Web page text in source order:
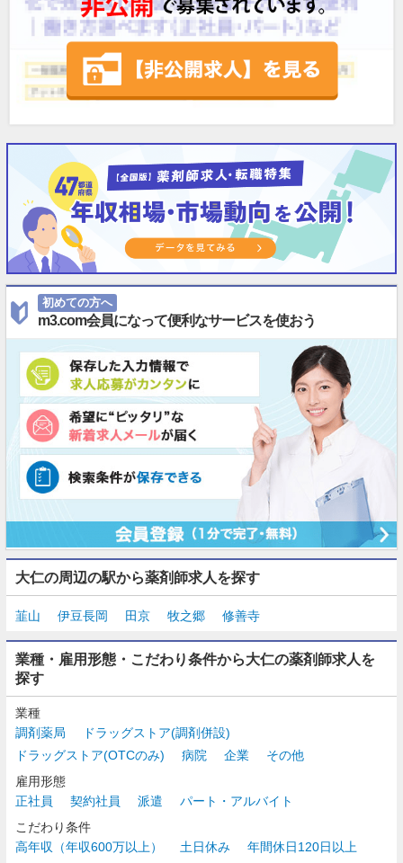
初めての方へ
m3.com会員になって便利なサービスを使おう
大仁の周辺の駅から薬剤師求人を探す
韮山 伊豆長岡 田京 牧之郷 修善寺
業種・雇用形態・こだわり条件から大仁の薬剤師求人を
探す
業種
調剤薬局
ドラッグストア(調剤併設)
ドラッグストア(OTCのみ)
病院 企業
その他
雇用形態
正社員
契約社員 派遣
パート・アルバイト
こだわり条件
高年収（年収600万以上）
土日休み
年間休日120日以上